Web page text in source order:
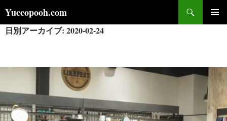
ン
テ
へ
キ
ッ
プ
Yuccopooh.com
索
日別アーカイブ: 2020-02-24